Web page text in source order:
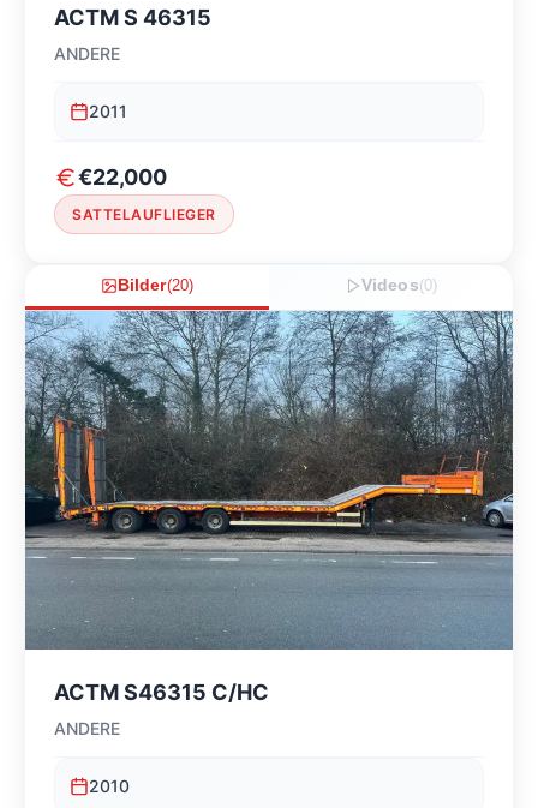
ACTM S 46315
ANDERE
2011
€22,000
SATTELAUFLIEGER
Bilder(20) Videos(0)
ACTM S46315 C/HC
ANDERE
2010